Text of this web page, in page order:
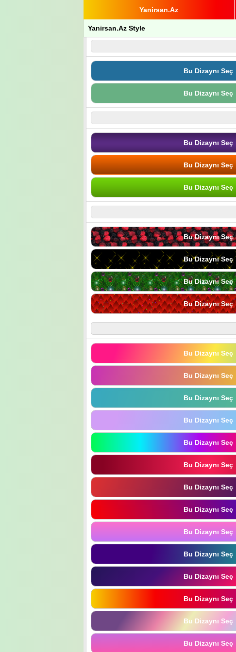
Yanirsan.Az
Yanirsan.Az Style
Bu Dizaynı Seç
Bu Dizaynı Seç
Bu Dizaynı Seç
Bu Dizaynı Seç
Bu Dizaynı Seç
Bu Dizaynı Seç
Bu Dizaynı Seç
Bu Dizaynı Seç
Bu Dizaynı Seç
Bu Dizaynı Seç
Bu Dizaynı Seç
Bu Dizaynı Seç
Bu Dizaynı Seç
Bu Dizaynı Seç
Bu Dizaynı Seç
Bu Dizaynı Seç
Bu Dizaynı Seç
Bu Dizaynı Seç
Bu Dizaynı Seç
Bu Dizaynı Seç
Bu Dizaynı Seç
Bu Dizaynı Seç
Bu Dizaynı Seç